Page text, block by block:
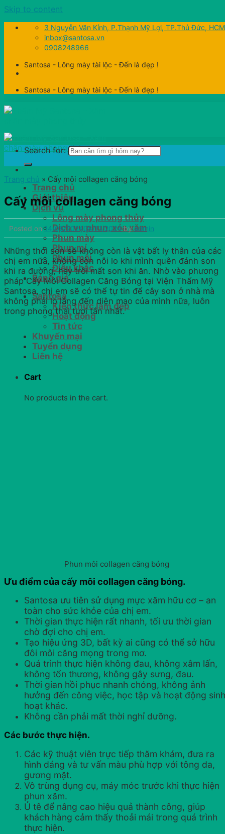
Skip to content
3 Nguyễn Văn Kỉnh, P.Thạnh Mỹ Lợi, TP.Thủ Đức, HCM
inbox@santosa.vn
0908248966
Santosa - Lông mày tài lộc - Đến là đẹp !
Santosa - Lông mày tài lộc - Đến là đẹp !
Trang chủ
Giới thiệu
Dịch vụ
Lông mày phong thủy
Dịch vụ phun, xóa xăm
Phun mày
Phun mí
Phun môi
Điêu khắc
Bảng giá
Santosa
Kiến thức làm đẹp
Hoạt động
Tin tức
Khuyến mại
Tuyển dụng
Liên hệ
Cart
No products in the cart.
Search for:
Trang chủ » Cấy môi collagen căng bóng
Cấy môi collagen căng bóng
Posted on14/06/202408/11/2024byadmin
Những thỏi son sẽ không còn là vật bất ly thân của các
chị em nữa, không còn nỗi lo khi mình quên đánh son
khi ra đường, hay trôi mất son khi ăn. Nhờ vào phương
pháp Cấy Môi Collagen Căng Bóng tại Viện Thẩm Mỹ
Santosa, chị em sẽ có thể tự tin để cây son ở nhà mà
không phải lo lắng đến diện mạo của mình nữa, luôn
trong phong thái tươi tắn nhất.
Phun môi collagen căng bóng
Ưu điểm của cấy môi collagen căng bóng.
Santosa ưu tiên sử dụng mực xăm hữu cơ – an
toàn cho sức khỏe của chị em.
Thời gian thực hiện rất nhanh, tối ưu thời gian
chờ đợi cho chị em.
Tạo hiệu ứng 3D, bất kỳ ai cũng có thể sở hữu
đôi môi căng mọng trong mơ.
Quá trình thực hiện không đau, không xâm lấn,
không tổn thương, không gây sưng, đau.
Thời gian hồi phục nhanh chóng, không ảnh
hưởng đến công việc, học tập và hoạt động sinh
hoạt khác.
Không cần phải mất thời nghỉ dưỡng.
Các bước thực hiện.
Các kỹ thuật viên trực tiếp thăm khám, đưa ra
hình dáng và tư vấn màu phù hợp với tông da,
gương mặt.
Vô trùng dụng cụ, máy móc trước khi thực hiện
phun xăm.
Ủ tê để nâng cao hiệu quả thành công, giúp
khách hàng cảm thấy thoải mái trong quá trình
thực hiện.